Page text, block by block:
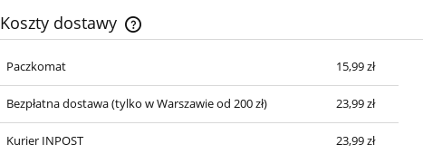
Koszty dostawy
Cena nie zawiera ewentualnych kosztów
płatności
Paczkomat 15,99 zł
Bezpłatna dostawa(tylko w Warszawie od 200 zł) 23,99 zł
Kurier INPOST 23,99 zł